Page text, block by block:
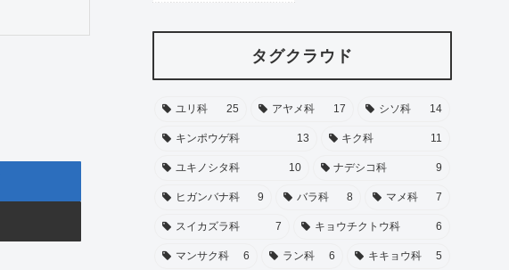
タグクラウド
ユリ科 25 アヤメ科 17 シソ科 14
キンポウゲ科 13 キク科 11
ユキノシタ科 10 ナデシコ科 9
ヒガンバナ科 9 バラ科 8 マメ科 7
スイカズラ科 7 キョウチクトウ科 6
マンサク科 6 ラン科 6 キキョウ科 5